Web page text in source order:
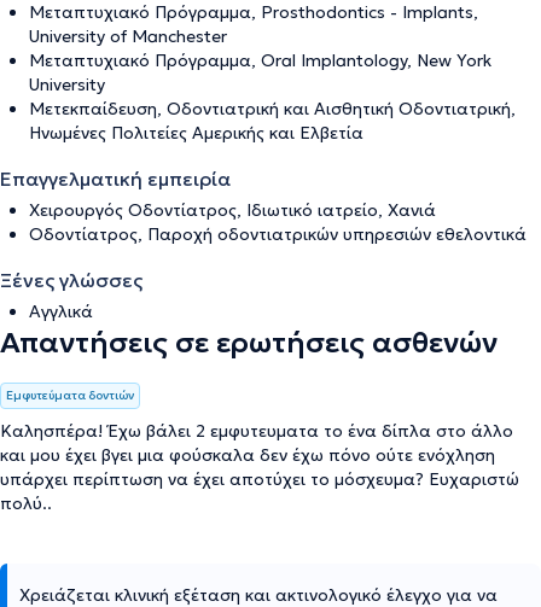
Μεταπτυχιακό Πρόγραμμα, Prosthodontics - Implants,
University of Manchester
Μεταπτυχιακό Πρόγραμμα, Oral Implantology, New York
University
Μετεκπαίδευση, Οδοντιατρική και Αισθητική Οδοντιατρική,
Ηνωμένες Πολιτείες Αμερικής και Ελβετία
Επαγγελματική εμπειρία
Χειρουργός Οδοντίατρος, Ιδιωτικό ιατρείο, Χανιά
Οδοντίατρος, Παροχή οδοντιατρικών υπηρεσιών εθελοντικά
Ξένες γλώσσες
Αγγλικά
Απαντήσεις σε ερωτήσεις ασθενών
Εμφυτεύματα δοντιών
Καλησπέρα! Έχω βάλει 2 εμφυτευματα το ένα δίπλα στο άλλο
και μου έχει βγει μια φούσκαλα δεν έχω πόνο ούτε ενόχληση
υπάρχει περίπτωση να έχει αποτύχει το μόσχευμα? Ευχαριστώ
πολύ..
Χρειάζεται κλινική εξέταση και ακτινολογικό έλεγχο για να